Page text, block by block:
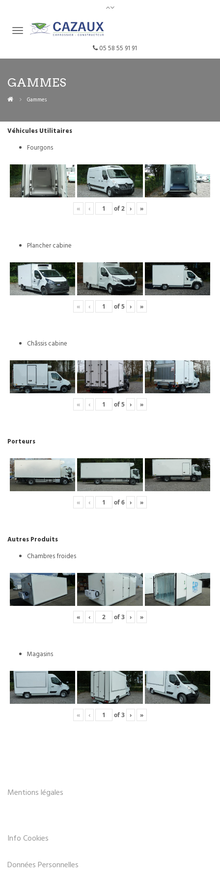
05 58 55 91 91
GAMMES
Gammes
Véhicules Utilitaires
Fourgons
« ‹ of2 › »
Plancher cabine
« ‹ of5 › »
Châssis cabine
« ‹ of5 › »
Porteurs
« ‹ of6 › »
Autres Produits
Chambres froides
« ‹ of3 › »
Magasins
« ‹ of3 › »
Mentions légales
Info Cookies
Données Personnelles